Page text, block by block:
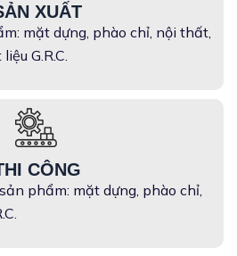
XUẤT
mặt dựng, phào chỉ, nội thất,
G.R.C.
CÔNG
phẩm: mặt dựng, phào chỉ,